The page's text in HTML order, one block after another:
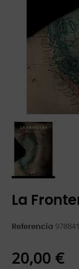
La
Referencia
20,00 €